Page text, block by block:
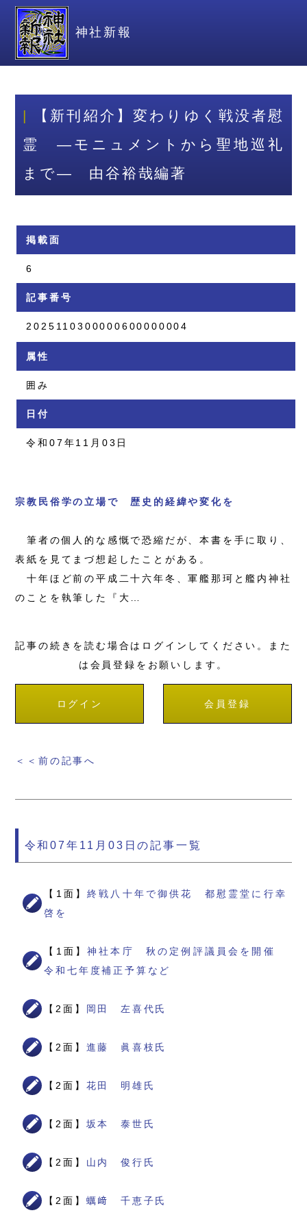
神社新報
【新刊紹介】変わりゆく戦没者慰
霊 ―モニュメントから聖地巡礼
まで― 由谷裕哉編著
掲載面
6
記事番号
2025110300000600000004
属性
囲み
日付
令和07年11月03日
宗教民俗学の立場で 歴史的経緯や変化を
筆者の個人的な感慨で恐縮だが、本書を手に取り、
表紙を見てまづ想起したことがある。
十年ほど前の平成二十六年冬、軍艦那珂と艦内神社
のことを執筆した『大…
記事の続きを読む場合はログインしてください。また
は会員登録をお願いします。
ログイン 会員登録
＜＜前の記事へ
令和07年11月03日の記事一覧
【1面】終戦八十年で御供花 都慰霊堂に行幸
啓を
【1面】神社本庁 秋の定例評議員会を開催
令和七年度補正予算など
【2面】 岡田 左喜代氏
【2面】 進藤 眞喜枝氏
【2面】 花田 明雄氏
【2面】 坂本 泰世氏
【2面】 山内 俊行氏
【2面】 蠣﨑 千恵子氏